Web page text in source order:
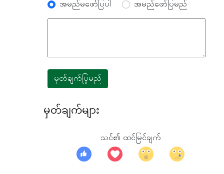
အမည်မဖော်ပြပါ အမည်ဖော်ပြမည်
မှတ်ချက်ပြုမည်
မှတ်ချက်များ
သင်၏ ထင်မြင်ချက်